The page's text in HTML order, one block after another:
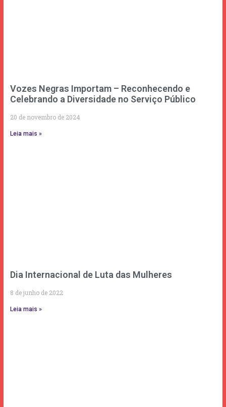
Vozes Negras Importam – Reconhecendo e
Celebrando a Diversidade no Serviço Público
20 de novembro de 2024
Leia mais »
Dia Internacional de Luta das Mulheres
8 de junho de 2022
Leia mais »